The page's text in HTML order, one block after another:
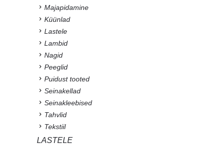
Majapidamine
Küünlad
Lastele
Lambid
Nagid
Peeglid
Puidust tooted
Seinakellad
Seinakleebised
Tahvlid
Tekstiil
LASTELE